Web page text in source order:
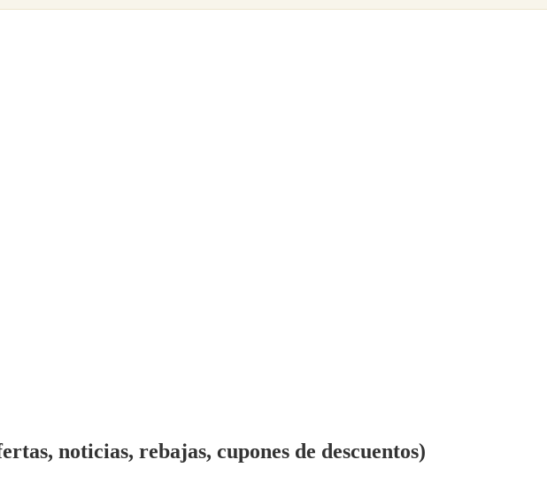
noticias, rebajas, cupones de descuentos)